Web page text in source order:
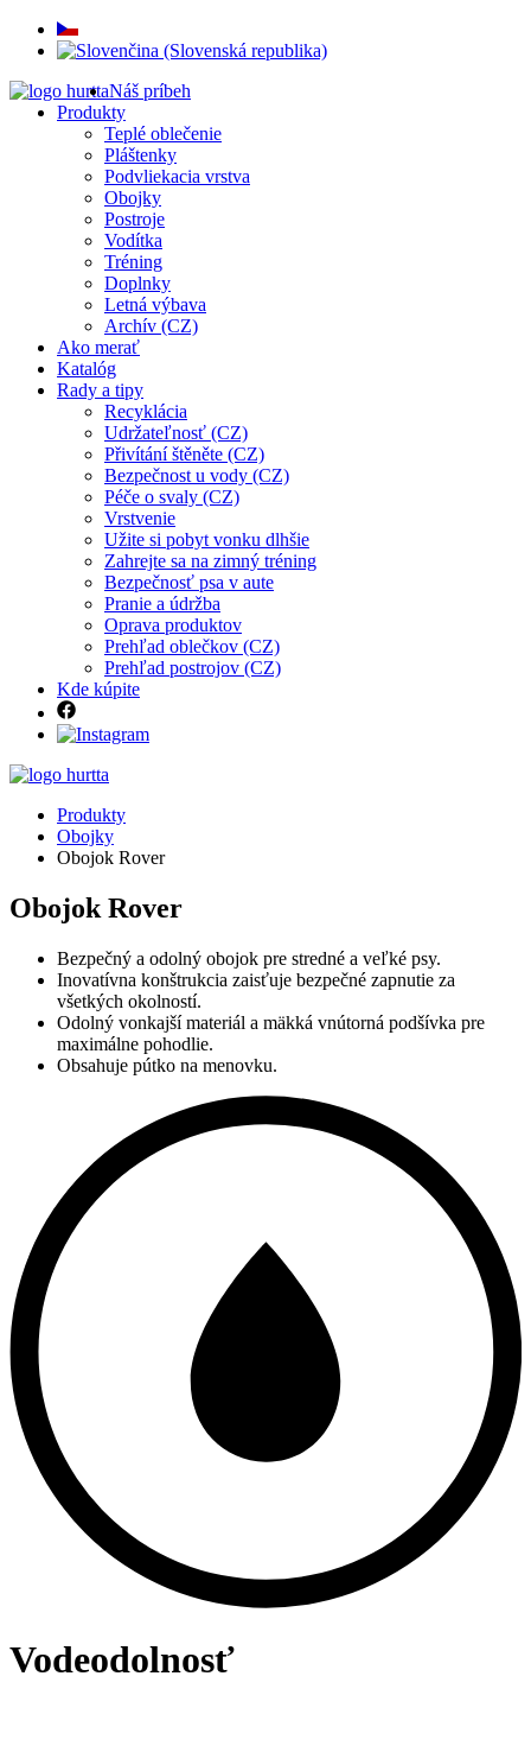
Náš príbeh
Produkty
Teplé oblečenie
Pláštenky
Podvliekacia vrstva
Obojky
Postroje
Vodítka
Tréning
Doplnky
Letná výbava
Archív (CZ)
Ako merať
Katalóg
Rady a tipy
Recyklácia
Udržateľnosť (CZ)
Přivítání štěněte (CZ)
Bezpečnost u vody (CZ)
Péče o svaly (CZ)
Vrstvenie
Užite si pobyt vonku dlhšie
Zahrejte sa na zimný tréning
Bezpečnosť psa v aute
Pranie a údržba
Oprava produktov
Prehľad oblečkov (CZ)
Prehľad postrojov (CZ)
Kde kúpite
Produkty
Obojky
Obojok Rover
Obojok Rover
Bezpečný a odolný obojok pre stredné a veľké psy.
Inovatívna konštrukcia zaisťuje bezpečné zapnutie za
všetkých okolností.
Odolný vonkajší materiál a mäkká vnútorná podšívka pre
maximálne pohodlie.
Obsahuje pútko na menovku.
Vodeodolnosť